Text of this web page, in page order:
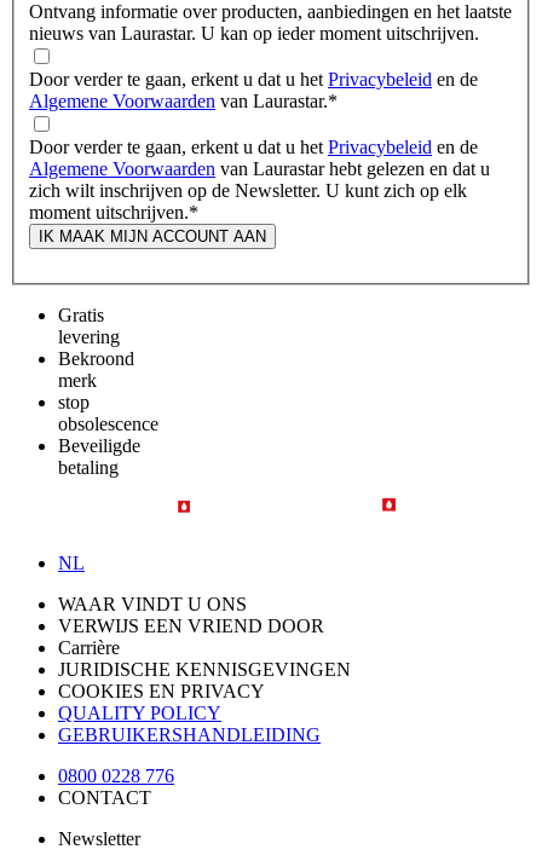
Ontvang informatie over producten, aanbiedingen en het laatste
nieuws van Laurastar. U kan op ieder moment uitschrijven.
Door verder te gaan, erkent u dat u het Privacybeleid en de
Algemene Voorwaarden van Laurastar.*
Door verder te gaan, erkent u dat u het Privacybeleid en de
Algemene Voorwaarden van Laurastar hebt gelezen en dat u
zich wilt inschrijven op de Newsletter. U kunt zich op elk
moment uitschrijven.*
IK MAAK MIJN ACCOUNT AAN
Gratis
levering
Bekroond
merk
stop
obsolescence
Beveiligde
betaling
NL
WAAR VINDT U ONS
VERWIJS EEN VRIEND DOOR
Carrière
JURIDISCHE KENNISGEVINGEN
COOKIES EN PRIVACY
QUALITY POLICY
GEBRUIKERSHANDLEIDING
0800 0228 776
CONTACT
Newsletter